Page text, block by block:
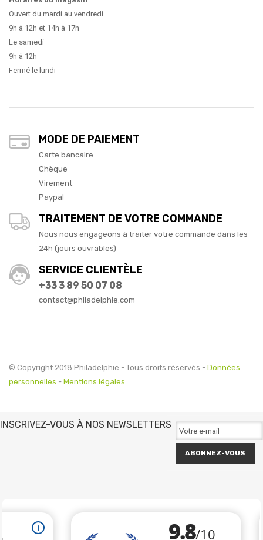
Ouvert du mardi au vendredi
9h à 12h et 14h à 17h
Le samedi
9h à 12h
Fermé le lundi
MODE DE PAIEMENT
Carte bancaire
Chèque
Virement
Paypal
TRAITEMENT DE VOTRE COMMANDE
Nous nous engageons à traiter votre commande dans les
24h (jours ouvrables)
SERVICE CLIENTÈLE
+33 3 89 50 07 08
contact@philadelphie.com
© Copyright 2018 Philadelphie - Tous droits réservés - Données
personnelles - Mentions légales
INSCRIVEZ-VOUS À NOS NEWSLETTERS
ABONNEZ-VOUS